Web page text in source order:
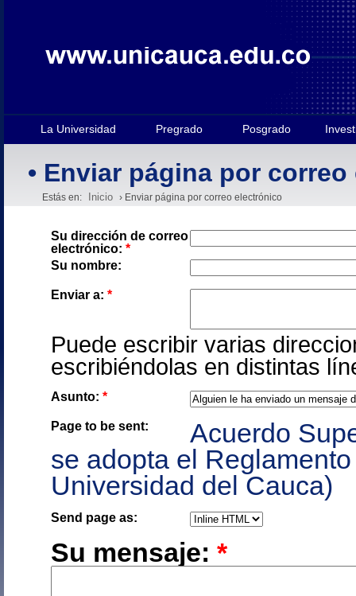
La Universidad Pregrado Posgrado
• Enviar página por
Estás en: Inicio › Enviar página por correo electrónico
Su dirección de correo
electrónico: *
Su nombre:
Enviar a: *
Puede escribir varias
escribiéndolas en distintas
Asunto: *
Page to be sent:
Acuerdo
se adopta el
Universidad del Cauca)
Send page as:
Su mensaje: *